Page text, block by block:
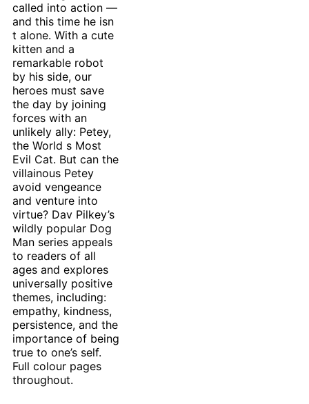
called into action —
and this time he isn
t alone. With a cute
kitten and a
remarkable robot
by his side, our
heroes must save
the day by joining
forces with an
unlikely ally: Petey,
the World s Most
Evil Cat. But can the
villainous Petey
avoid vengeance
and venture into
virtue? Dav Pilkey’s
wildly popular Dog
Man series appeals
to readers of all
ages and explores
universally positive
themes, including:
empathy, kindness,
persistence, and the
importance of being
true to one’s self.
Full colour pages
throughout.